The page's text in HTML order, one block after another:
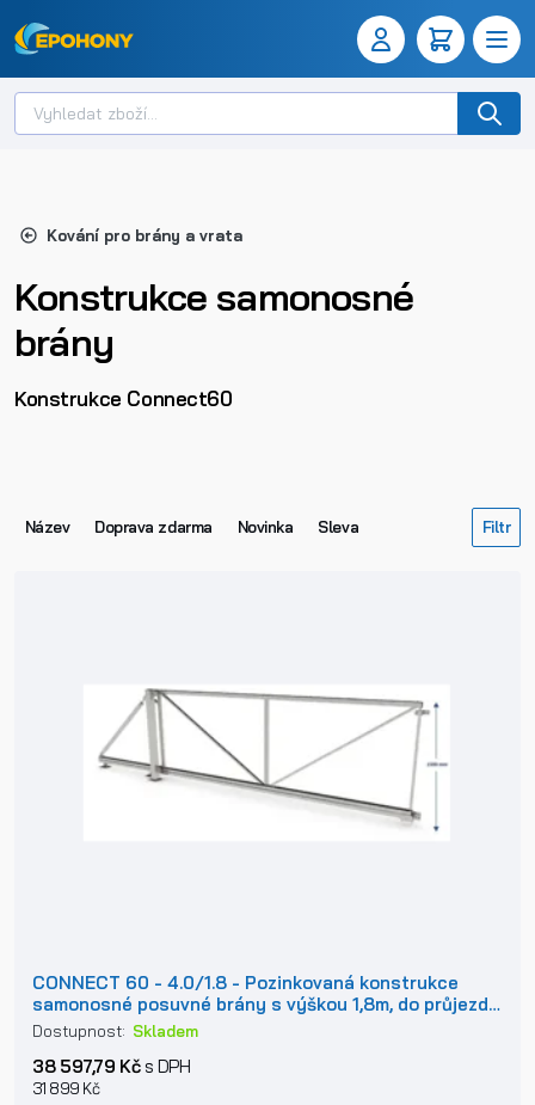
Kování pro brány a vrata
Konstrukce samonosné
brány
Konstrukce Connect60
Název Doprava zdarma Novinka Sleva
CONNECT 60 - 4.0/1.8 - Pozinkovaná konstrukce
samonosné posuvné brány s výškou 1,8m, do průjezdu
4m
Dostupnost: Skladem
38 597,79 Kčs DPH
31 899 Kč